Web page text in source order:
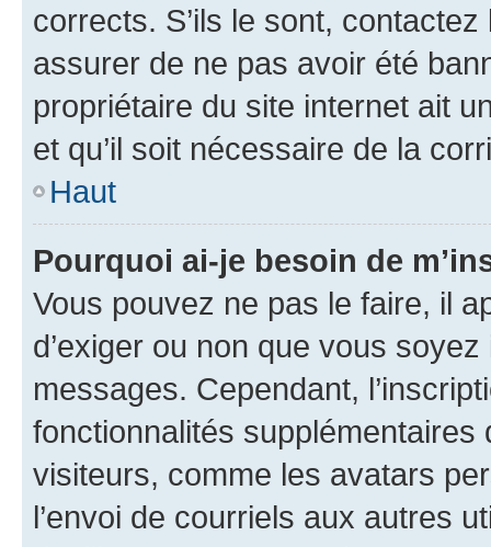
corrects. S’ils le sont,
assurer de ne pas avoir été
propriétaire du site internet ait
et qu’il soit nécessaire de la
Haut
Pourquoi ai-je besoin de
Vous pouvez ne pas le faire, il
d’exiger ou non que vous
messages. Cependant,
fonctionnalités
visiteurs, comme les avatars
l’envoi de courriels aux autres